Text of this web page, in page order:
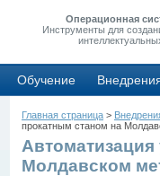
Операционная
Инструменты для
Обучение
Главная страница >
прокатным станом на
Молдавском